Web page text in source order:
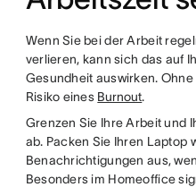
Wenn Sie bei der Arbeit
verlieren, kann sich das auf
Gesundheit auswirken.
Risiko eines Burnout.
Grenzen Sie Ihre Arbeit und
ab. Packen Sie Ihren Laptop
Benachrichtigungen aus,
Besonders im Homeoffice